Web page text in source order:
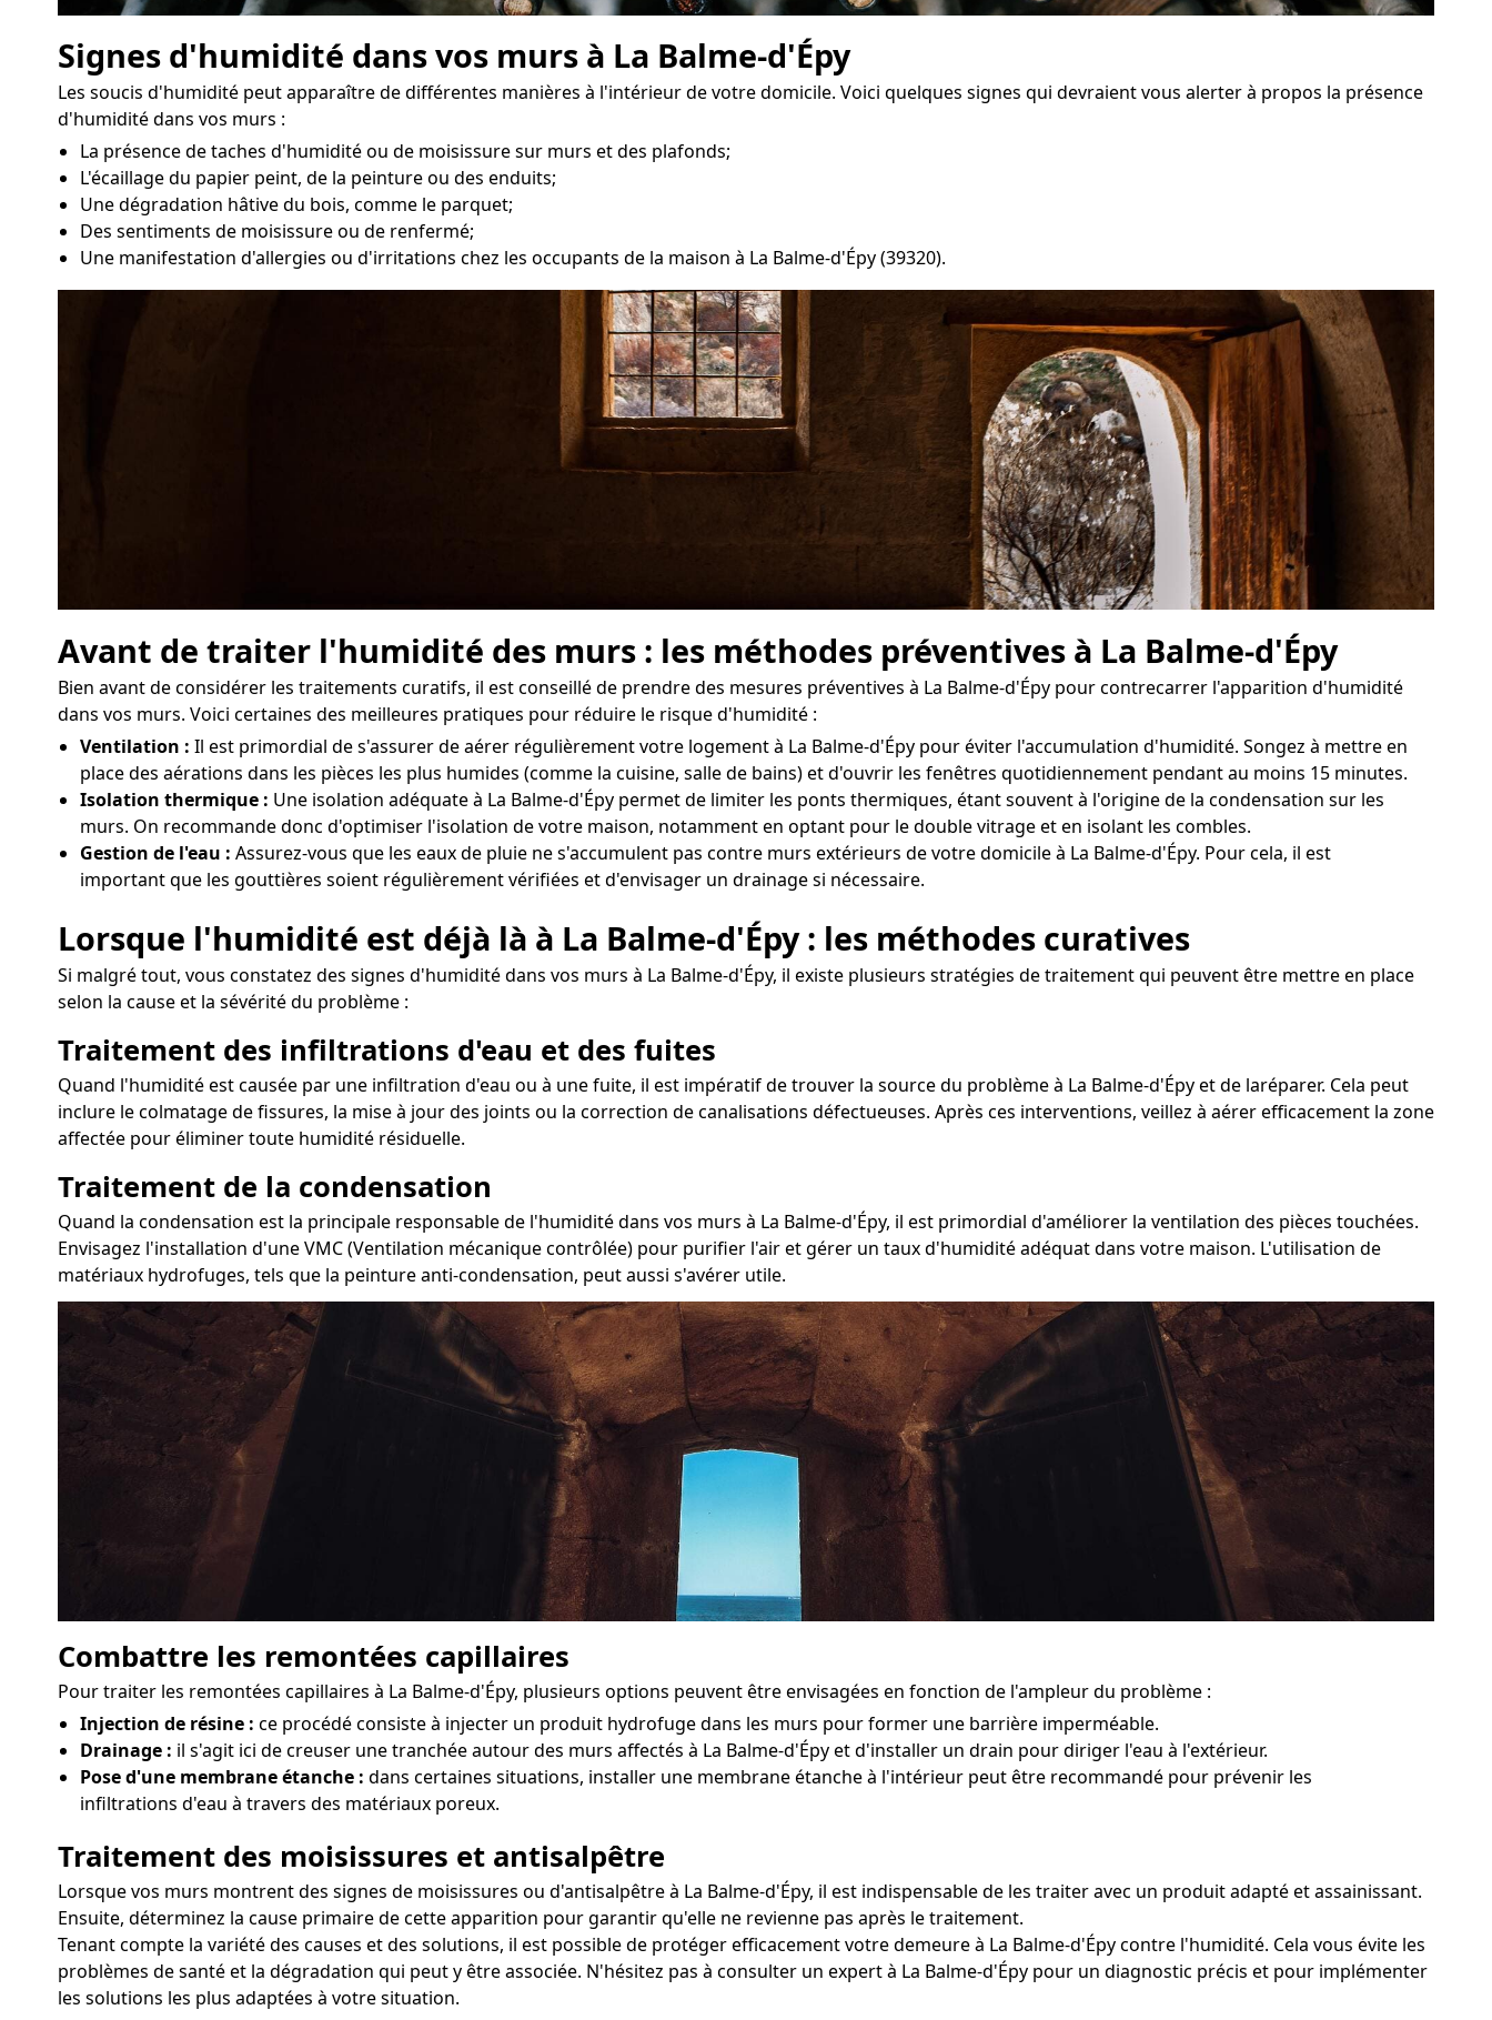
Signes d'humidité dans vos murs à La Balme-d'Épy
Les soucis d'humidité peut apparaître de différentes manières à l'intérieur de votre domicile. Voici quelques signes qui devraient vous alerter à propos la présence
d'humidité dans vos murs :
La présence de taches d'humidité ou de moisissure sur murs et des plafonds;
L'écaillage du papier peint, de la peinture ou des enduits;
Une dégradation hâtive du bois, comme le parquet;
Des sentiments de moisissure ou de renfermé;
Une manifestation d'allergies ou d'irritations chez les occupants de la maison à La Balme-d'Épy (39320).
Avant de traiter l'humidité des murs : les méthodes préventives à La Balme-d'Épy
Bien avant de considérer les traitements curatifs, il est conseillé de prendre des mesures préventives à La Balme-d'Épy pour contrecarrer l'apparition d'humidité
dans vos murs. Voici certaines des meilleures pratiques pour réduire le risque d'humidité :
Ventilation : Il est primordial de s'assurer de aérer régulièrement votre logement à La Balme-d'Épy pour éviter l'accumulation d'humidité. Songez à mettre en
place des aérations dans les pièces les plus humides (comme la cuisine, salle de bains) et d'ouvrir les fenêtres quotidiennement pendant au moins 15 minutes.
Isolation thermique : Une isolation adéquate à La Balme-d'Épy permet de limiter les ponts thermiques, étant souvent à l'origine de la condensation sur les
murs. On recommande donc d'optimiser l'isolation de votre maison, notamment en optant pour le double vitrage et en isolant les combles.
Gestion de l'eau : Assurez-vous que les eaux de pluie ne s'accumulent pas contre murs extérieurs de votre domicile à La Balme-d'Épy. Pour cela, il est
important que les gouttières soient régulièrement vérifiées et d'envisager un drainage si nécessaire.
Lorsque l'humidité est déjà là à La Balme-d'Épy : les méthodes curatives
Si malgré tout, vous constatez des signes d'humidité dans vos murs à La Balme-d'Épy, il existe plusieurs stratégies de traitement qui peuvent être mettre en place
selon la cause et la sévérité du problème :
Traitement des infiltrations d'eau et des fuites
Quand l'humidité est causée par une infiltration d'eau ou à une fuite, il est impératif de trouver la source du problème à La Balme-d'Épy et de laréparer. Cela peut
inclure le colmatage de fissures, la mise à jour des joints ou la correction de canalisations défectueuses. Après ces interventions, veillez à aérer efficacement la zone
affectée pour éliminer toute humidité résiduelle.
Traitement de la condensation
Quand la condensation est la principale responsable de l'humidité dans vos murs à La Balme-d'Épy, il est primordial d'améliorer la ventilation des pièces touchées.
Envisagez l'installation d'une VMC (Ventilation mécanique contrôlée) pour purifier l'air et gérer un taux d'humidité adéquat dans votre maison. L'utilisation de
matériaux hydrofuges, tels que la peinture anti-condensation, peut aussi s'avérer utile.
Combattre les remontées capillaires
Pour traiter les remontées capillaires à La Balme-d'Épy, plusieurs options peuvent être envisagées en fonction de l'ampleur du problème :
Injection de résine : ce procédé consiste à injecter un produit hydrofuge dans les murs pour former une barrière imperméable.
Drainage : il s'agit ici de creuser une tranchée autour des murs affectés à La Balme-d'Épy et d'installer un drain pour diriger l'eau à l'extérieur.
Pose d'une membrane étanche : dans certaines situations, installer une membrane étanche à l'intérieur peut être recommandé pour prévenir les
infiltrations d'eau à travers des matériaux poreux.
Traitement des moisissures et antisalpêtre
Lorsque vos murs montrent des signes de moisissures ou d'antisalpêtre à La Balme-d'Épy, il est indispensable de les traiter avec un produit adapté et assainissant.
Ensuite, déterminez la cause primaire de cette apparition pour garantir qu'elle ne revienne pas après le traitement.
Tenant compte la variété des causes et des solutions, il est possible de protéger efficacement votre demeure à La Balme-d'Épy contre l'humidité. Cela vous évite les
problèmes de santé et la dégradation qui peut y être associée. N'hésitez pas à consulter un expert à La Balme-d'Épy pour un diagnostic précis et pour implémenter
les solutions les plus adaptées à votre situation.